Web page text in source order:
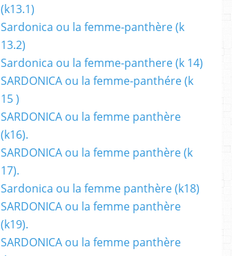
(k13.1)
Sardonica ou la femme-panthère (k
13.2)
Sardonica ou la femme-panthere (k 14)
SARDONICA ou la femme-panthére (k
15 )
SARDONICA ou la femme panthère
(k16).
SARDONICA ou la femme panthère (k
17).
Sardonica ou la femme panthère (k18)
SARDONICA ou la femme panthère
(k19).
SARDONICA ou la femme panthère